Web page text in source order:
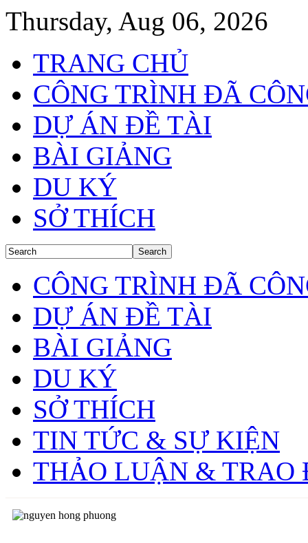
Thursday, Aug 06, 2026
TRANG CHỦ
CÔNG TRÌNH ĐÃ
DỰ ÁN ĐỀ TÀI
BÀI GIẢNG
DU KÝ
SỞ THÍCH
CÔNG TRÌNH ĐÃ
DỰ ÁN ĐỀ TÀI
BÀI GIẢNG
DU KÝ
SỞ THÍCH
TIN TỨC & SỰ KIỆN
THẢO LUẬN & TRAO